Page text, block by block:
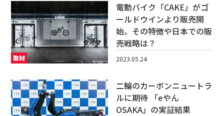
取材
電動バイク「CAKE」がゴ
ールドウインより販売開
始。その特徴や日本での販
売戦略は？
2023.05.24
二輪のカーボンニュートラ
ルに期待 「eやん
OSAKA」の実証結果